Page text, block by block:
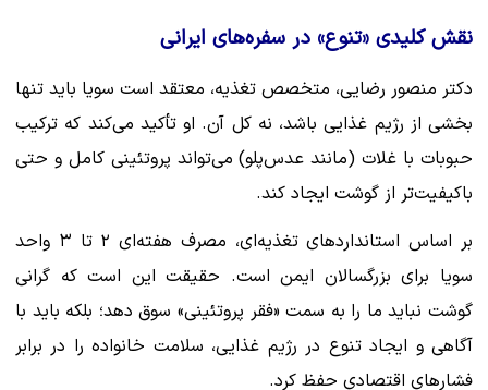
نقش کلیدی «تنوع» در سفره‌های ایرانی
دکتر منصور رضایی، متخصص تغذیه، معتقد است سویا باید تنها
بخشی از رژیم غذایی باشد، نه کل آن. او تأکید می‌کند که ترکیب
حبوبات با غلات (مانند عدس‌پلو) می‌تواند پروتئینی کامل و حتی
باکیفیت‌تر از گوشت ایجاد کند.
بر اساس استانداردهای تغذیه‌ای، مصرف هفته‌ای ۲ تا ۳ واحد
سویا برای بزرگسالان ایمن است. حقیقت این است که گرانی
گوشت نباید ما را به سمت «فقر پروتئینی» سوق دهد؛ بلکه باید با
آگاهی و ایجاد تنوع در رژیم غذایی، سلامت خانواده را در برابر
فشارهای اقتصادی حفظ کرد.